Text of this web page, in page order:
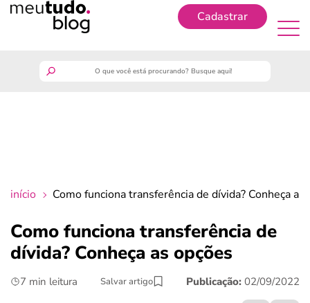
Cadastrar
crédito fácil
últimas notícias
início Como funciona transferência de dívida? Conheça as
Como funciona transferência de
dívida? Conheça as opções
7 min leitura Salvar artigo Publicação: 02/09/2022